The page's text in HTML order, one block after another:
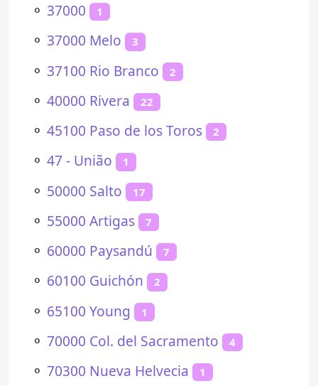
⚬ 37000 1
⚬ 37000 Melo 3
⚬ 37100 Rio Branco 2
⚬ 40000 Rivera 22
⚬ 45100 Paso de los Toros 2
⚬ 47 - União 1
⚬ 50000 Salto 17
⚬ 55000 Artigas 7
⚬ 60000 Paysandú 7
⚬ 60100 Guichón 2
⚬ 65100 Young 1
⚬ 70000 Col. del Sacramento 4
⚬ 70300 Nueva Helvecia 1